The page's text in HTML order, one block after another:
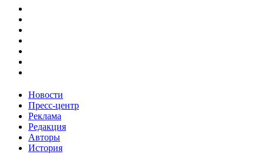
Новости
Пресс-центр
Реклама
Редакция
Авторы
История